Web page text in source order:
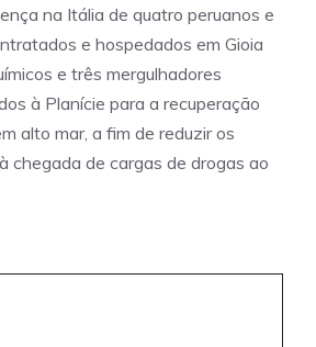
na Itália de quatro peruanos e
e hospedados em Gioia
e três mergulhadores
à Planície para a recuperação
alto mar, a fim de reduzir os
chegada de cargas de drogas ao